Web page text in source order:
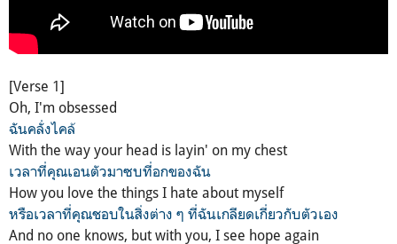
[Verse 1]
Oh, I'm obsessed
ฉันคลั่งไคล้
With the way your head is layin' on my chest
เวลาที่คุณเอนตัวมาซบที่อกของฉัน
How you love the things I hate about myself
หรือเวลาที่คุณชอบในสิ่งต่าง ๆ ที่ฉันเกลียดเกี่ยวกับตัวเอง
And no one knows, but with you, I see hope again